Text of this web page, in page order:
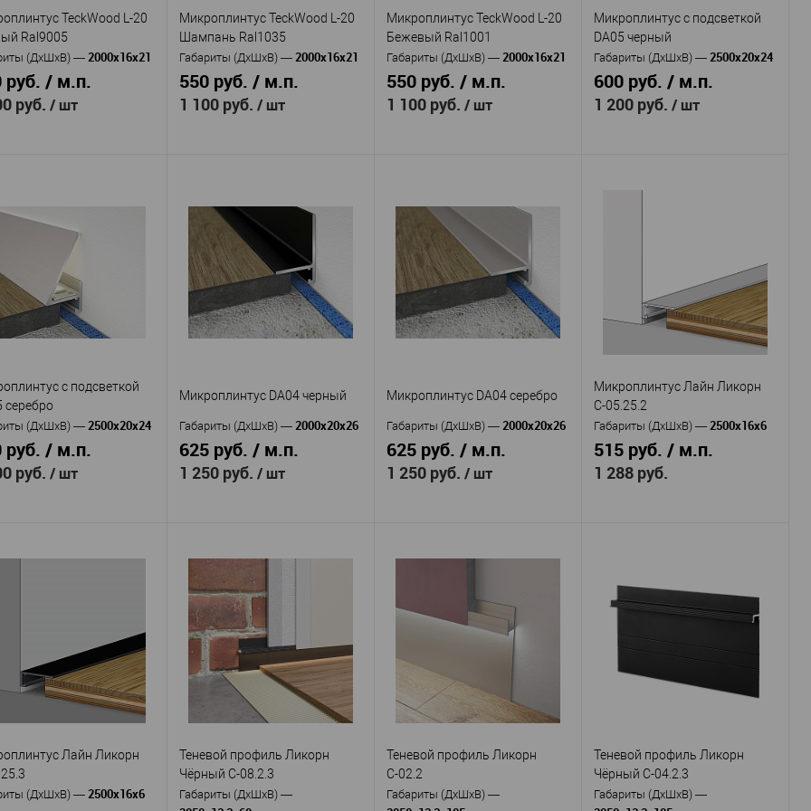
В наличии
В избранное
В наличии
В избранное
В наличии
TeckWood L-20
Ral9005
(ДхШхВ) — 2000х16х21
руб. / м.п.
руб. / шт
L-20 Черный
Алюминий
Муар
— Россия
мм—21
В наличии
Микроплинтус TeckWood L-20
Шампань Ral1035
Габариты (ДхШхВ) — 2000х16х21
550 руб. / м.п.
1 100 руб. / шт
Производитель TeckWood
Артикул —L-20 Шампань
Ral1035
Материал—Алюминий
с покрытием Муар
Страна—Россия
Высота, мм—21
В избранное
В наличии
Микроплинтус TeckWood L-20
Бежевый Ral1001
Габариты (ДхШхВ) — 2000х16х21
550 руб. / м.п.
1 100 руб. / шт
Производитель TeckWood
Артикул —L-20 Бежевый
Ral1001
Материал—Алюминий
с покрытием Муар
Страна—Россия
Высота, мм—21
В избранное
В наличии
Микроплинтус с подсветкой
DA05 черный
Габариты (ДхШхВ) — 2500х20х24
600 руб. / м.п.
1 200 руб. / шт
алюминий
с анодированным покрытием
Страна —Россия
24
Ширина, мм—20
В избранное
В наличии
с подсветкой
серебро
(ДхШхВ) — 2500х20х24
руб. / м.п.
руб. / шт
алюминий
покрытием
—Россия
24
мм—20
В наличии
Микроплинтус DA04 черный
Габариты (ДхШхВ) — 2000х20х26
625 руб. / м.п.
1 250 руб. / шт
Производитель
Артикул — Микроплинтус
DA04 черный
Материал—
алюминий
с анодированным покрытием
— Россия
Высота, мм—
Ширина, мм—20
В избранное
В наличии
Микроплинтус DA04 серебро
Габариты (ДхШхВ) — 2000х20х26
625 руб. / м.п.
1 250 руб. / шт
Артикул
Микроплинтус
DA04 серебро
алюминий
с анодированным покрытием
Россия
Высота, мм —
Ширина, мм—20
В избранное
В наличии
Микроплинтус Лайн Ликорн
С-05.25.2
Габариты (ДхШхВ) — 2500х16х6
515 руб. / м.п.
1 288 руб.
Производитель
Артикул—Микроплинтус
Материал —
алюминий
с анодированным покрытием
Россия
В избранное
В наличии
Лайн Ликорн
(ДхШхВ) — 2500х16х6
Теневой профиль Ликорн
Чёрный С-08.2.3
Габариты (ДхШхВ) —
Теневой профиль Ликорн
С-02.2
Габариты (ДхШхВ) —
Теневой профиль Ликорн
Чёрный С-04.2.3
Габариты (ДхШхВ) —